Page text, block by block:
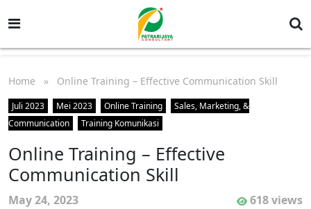
Home » Online Training – Effective Communication Skill
Juli 2023 Mei 2023 Online Training
Sales, Marketing, &
Communication
Training Komunikasi
Online Training – Effective
Communication Skill
May 24, 2023 618 views